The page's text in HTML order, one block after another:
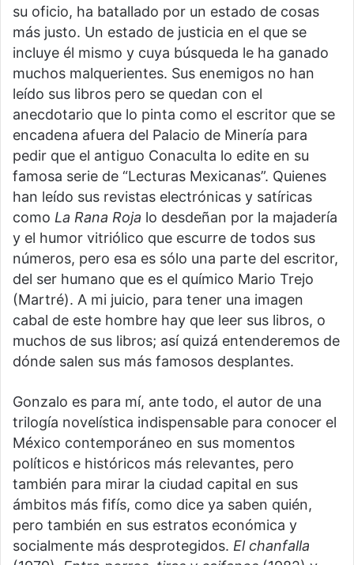
su oficio, ha batallado por un estado de cosas
más justo. Un estado de justicia en el que se
incluye él mismo y cuya búsqueda le ha ganado
muchos malquerientes. Sus enemigos no han
leído sus libros pero se quedan con el
anecdotario que lo pinta como el escritor que se
encadena afuera del Palacio de Minería para
pedir que el antiguo Conaculta lo edite en su
famosa serie de “Lecturas Mexicanas”. Quienes
han leído sus revistas electrónicas y satíricas
como La Rana Roja lo desdeñan por la majadería
y el humor vitriólico que escurre de todos sus
números, pero esa es sólo una parte del escritor,
del ser humano que es el químico Mario Trejo
(Martré). A mi juicio, para tener una imagen
cabal de este hombre hay que leer sus libros, o
muchos de sus libros; así quizá entenderemos de
dónde salen sus más famosos desplantes.
Gonzalo es para mí, ante todo, el autor de una
trilogía novelística indispensable para conocer el
México contemporáneo en sus momentos
políticos e históricos más relevantes, pero
también para mirar la ciudad capital en sus
ámbitos más fifís, como dice ya saben quién,
pero también en sus estratos económica y
socialmente más desprotegidos. El chanfalla